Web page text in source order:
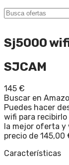
Sj5000
SJCAM
145 €
Buscar en
Puedes hacer
wifi para
la mejor oferta y
precio de 145,00
Características